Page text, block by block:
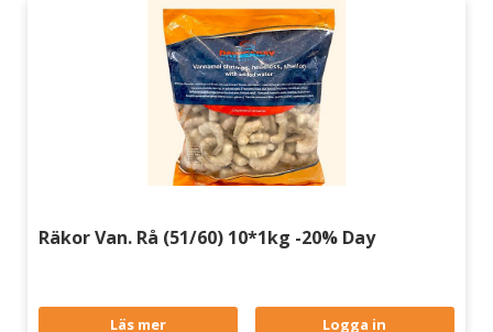
Räkor Van. Rå (51/60) 10*1kg -20% Day
Läs mer Logga in